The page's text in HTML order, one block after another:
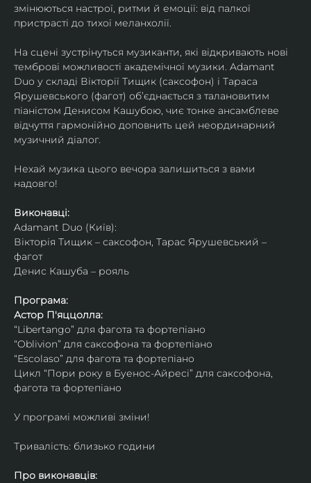
змінюються настрої, ритми й емоції: від палкої
пристрасті до тихої меланхолії.
На сцені зустрінуться музиканти, які відкривають нові
темброві можливості академічної музики. Adamant
Duo у складі Вікторії Тищик (саксофон) і Тараса
Ярушевського (фагот) об’єднається з талановитим
піаністом Денисом Кашубою, чиє тонке ансамблеве
відчуття гармонійно доповнить цей неординарний
музичний діалог.
Нехай музика цього вечора залишиться з вами
надовго!
Виконавці:
Adamant Duo (Київ):
Вікторія Тищик – саксофон, Тарас Ярушевський –
фагот
Денис Кашуба – рояль
Програма:
Астор П'яццолла:
“Libertango” для фагота та фортепіано
“Oblivion” для саксофона та фортепіано
“Escolaso” для фагота та фортепіано
Цикл “Пори року в Буенос-Айресі” для саксофона,
фагота та фортепіано
У програмі можливі зміни!
Тривалість: близько години
Про виконавців: